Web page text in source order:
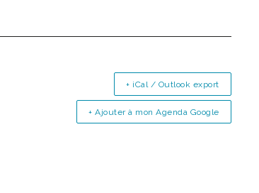
+ Ajouter à mon Agenda Google
+ iCal / Outlook export